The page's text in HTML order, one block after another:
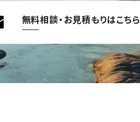
無料相談・お見積もりはこちら